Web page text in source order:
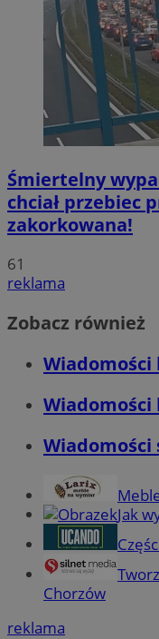
Śmiertelny
chciał przebiec
zakorkowana!
61
reklama
Zobacz również
Wiadomości
Jak
Chorzów
reklama